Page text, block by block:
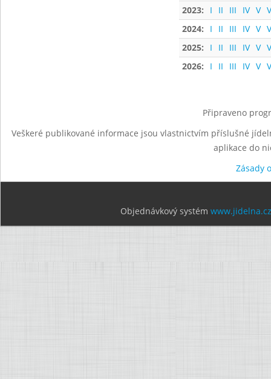
2023:
I II III IV V
2024:
I II III IV V
2025:
I II III IV V
2026:
I II III IV V
Připraveno
Veškeré publikované informace jsou vlastnictvím příslušné
aplikace do
Zásady
Objednávkový systém www.jidelna.cz